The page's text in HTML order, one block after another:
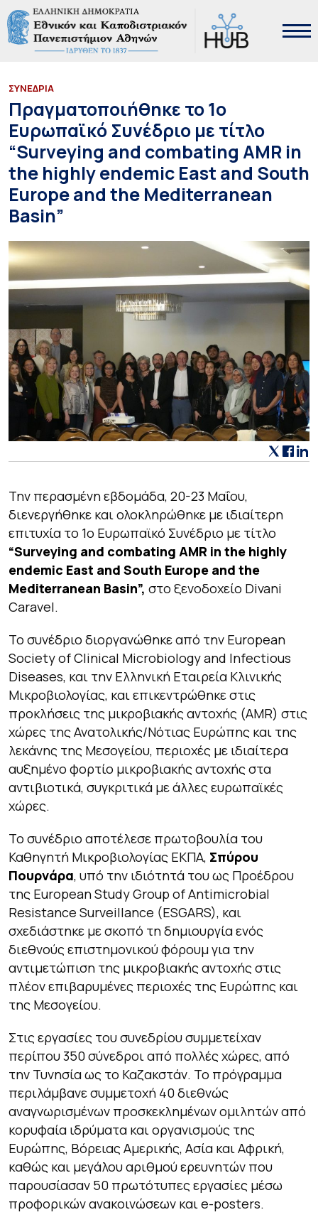
ΣΥΝΕΔΡΙΑ
Πραγματοποιήθηκε το 1ο
Ευρωπαϊκό Συνέδριο με τίτλο
“Surveying and combating AMR in
the highly endemic East and South
Europe and the Mediterranean
Basin”
Την περασμένη εβδομάδα, 20-23 Μαΐου,
διενεργήθηκε και ολοκληρώθηκε με ιδιαίτερη
επιτυχία το 1ο Ευρωπαϊκό Συνέδριο με τίτλο
“Surveying and combating AMR in the highly
endemic East and South Europe and the
Mediterranean Basin”, στο ξενοδοχείο Divani
Caravel.
Το συνέδριο διοργανώθηκε από την European
Society of Clinical Microbiology and Infectious
Diseases, και την Ελληνική Εταιρεία Κλινικής
Μικροβιολογίας, και επικεντρώθηκε στις
προκλήσεις της μικροβιακής αντοχής (AMR) στις
χώρες της Ανατολικής/Νότιας Ευρώπης και της
λεκάνης της Μεσογείου, περιοχές με ιδιαίτερα
αυξημένο φορτίο μικροβιακής αντοχής στα
αντιβιοτικά, συγκριτικά με άλλες ευρωπαϊκές
χώρες.
Το συνέδριο αποτέλεσε πρωτοβουλία του
Καθηγητή Μικροβιολογίας ΕΚΠΑ, Σπύρου
Πουρνάρα, υπό την ιδιότητά του ως Προέδρου
της European Study Group of Antimicrobial
Resistance Surveillance (ESGARS), και
σχεδιάστηκε με σκοπό τη δημιουργία ενός
διεθνούς επιστημονικού φόρουμ για την
αντιμετώπιση της μικροβιακής αντοχής στις
πλέον επιβαρυμένες περιοχές της Ευρώπης και
της Μεσογείου.
Στις εργασίες του συνεδρίου συμμετείχαν
περίπου 350 σύνεδροι από πολλές χώρες, από
την Τυνησία ως το Καζακστάν. Το πρόγραμμα
περιλάμβανε συμμετοχή 40 διεθνώς
αναγνωρισμένων προσκεκλημένων ομιλητών από
κορυφαία ιδρύματα και οργανισμούς της
Ευρώπης, Βόρειας Αμερικής, Ασία και Αφρική,
καθώς και μεγάλου αριθμού ερευνητών που
παρουσίασαν 50 πρωτότυπες εργασίες μέσω
προφορικών ανακοινώσεων και e-posters.